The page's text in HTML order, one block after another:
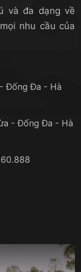
hàng không
lượng xe
các chi phí
tiền oan”,
bao lâu?
xác định
chọn được
xe ưng ý
và đa dạng về
nhu cầu của
Đống Đa - Hà
- Đống Đa - Hà